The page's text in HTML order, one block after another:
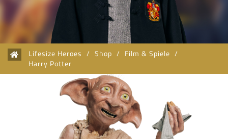
Lifesize Heroes / Shop / Film & Spiele /
Harry Potter